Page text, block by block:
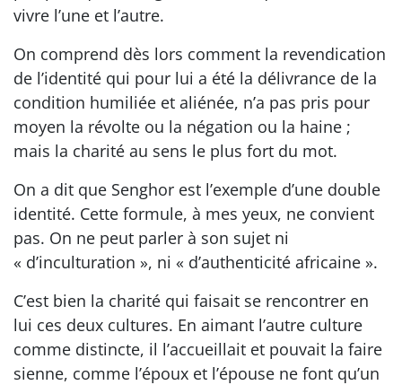
vivre l’une et l’autre.
On comprend dès lors comment la revendication
de l’identité qui pour lui a été la délivrance de la
condition humiliée et aliénée, n’a pas pris pour
moyen la révolte ou la négation ou la haine ;
mais la charité au sens le plus fort du mot.
On a dit que Senghor est l’exemple d’une double
identité. Cette formule, à mes yeux, ne convient
pas. On ne peut parler à son sujet ni
« d’inculturation », ni « d’authenticité africaine ».
C’est bien la charité qui faisait se rencontrer en
lui ces deux cultures. En aimant l’autre culture
comme distincte, il l’accueillait et pouvait la faire
sienne, comme l’époux et l’épouse ne font qu’un